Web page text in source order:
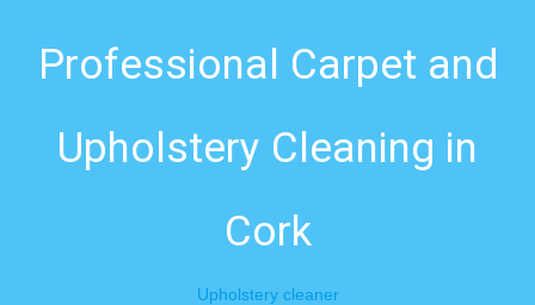
Professional Carpet and
Upholstery Cleaning in
Cork
Upholstery cleaner